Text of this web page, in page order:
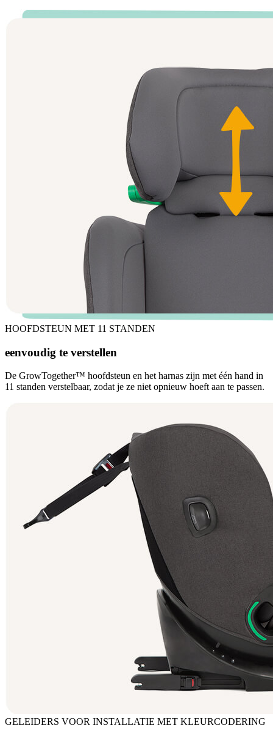
HOOFDSTEUN MET 11 STANDEN
eenvoudig te verstellen
De GrowTogether™ hoofdsteun en het harnas zijn met één hand in
11 standen verstelbaar, zodat je ze niet opnieuw hoeft aan te passen.
GELEIDERS VOOR INSTALLATIE MET KLEURCODERING